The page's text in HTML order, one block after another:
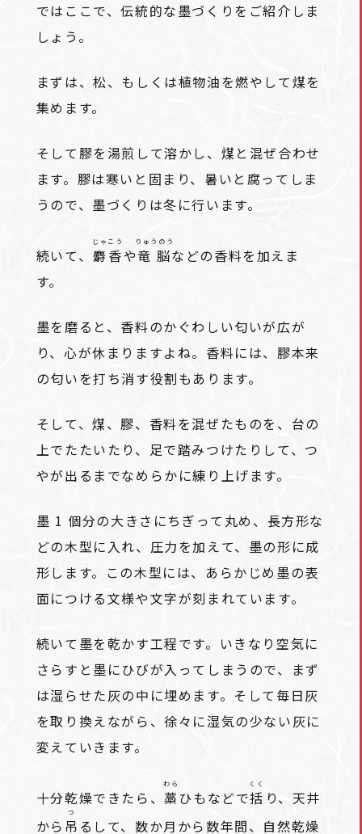
ではここで、伝統的な墨づくりをご紹介しま
しょう。
まずは、松、もしくは植物油を燃やして煤を
集めます。
そして膠を湯煎して溶かし、煤と混ぜ合わせ
ます。膠は寒いと固まり、暑いと腐ってしま
うので、墨づくりは冬に行います。
続いて、 麝香
じゃこう
や竜脳
りゅうのう
などの香料を加えま
す。
墨を磨ると、香料のかぐわしい匂いが広が
り、心が休まりますよね。香料には、膠本来
の匂いを打ち消す役割もあります。
そして、煤、膠、香料を混ぜたものを、台の
上でたたいたり、足で踏みつけたりして、つ
やが出るまでなめらかに練り上げます。
墨 1 個分の大きさにちぎって丸め、長方形な
どの木型に入れ、圧力を加えて、墨の形に成
形します。この木型には、あらかじめ墨の表
面につける文様や文字が刻まれています。
続いて墨を乾かす工程です。いきなり空気に
さらすと墨にひびが入ってしまうので、まず
は湿らせた灰の中に埋めます。そして毎日灰
を取り換えながら、徐々に湿気の少ない灰に
変えていきます。
十分乾燥できたら、藁
わら
ひもなどで括
くく
り、天井
から 吊
つ
るして、数か月から数年間、自然乾燥